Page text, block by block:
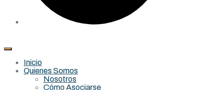
Inicio
Quienes Somos
Nosotros
Cómo Asociarse